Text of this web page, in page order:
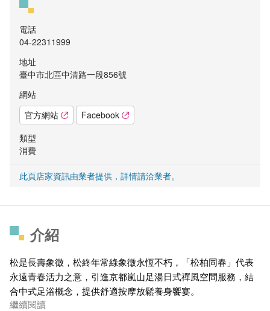
電話
04-22311999
地址
臺中市北區中清路一段856號
網站
官方網站
Facebook
類型
消費
此頁店家資訊由業者提供，詳情請洽業者。
介紹
松是長壽象徵，松終年常綠象徵永恆不朽，「松柏同春」代表
永遠青春活力之意，引進京都嵐山足湯日式禪風空間服務，結
合中式足浴概念，提供舒適按摩放鬆養身饗宴。
繼續閱讀